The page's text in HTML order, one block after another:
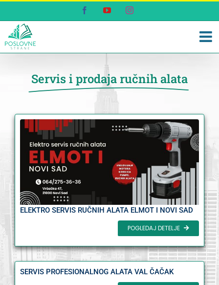
content
FacebookYouTubeInstagram
Servis i prodaja ručnih alata
ELEKTRO SERVIS RUČNIH ALATA ELMOT I NOVI SAD
POGLEDAJ DETELJE
SERVIS PROFESIONALNOG ALATA VAL ČAČAK